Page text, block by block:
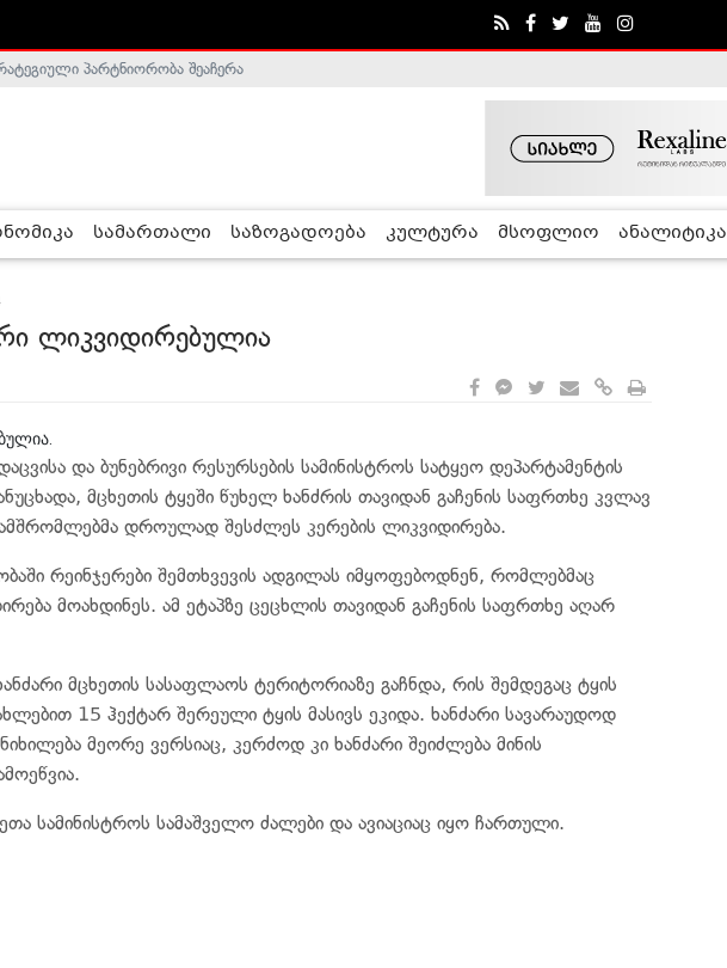
არალეგიტიმურია - ჰელსინკის კომისია
პარტნიორობა შეაჩერა
სამართალი საზოგადოება კულტურა მსოფლიო ანალიტიკა
ლიკვიდირებულია
და ბუნებრივი რესურსების სამინისტროს სატყეო დეპარტამენტის
მცხეთის ტყეში წუხელ ხანძრის თავიდან გაჩენის საფრთხე კვლავ
დროულად შესძლეს კერების ლიკვიდირება.
რეინჯერები შემთხვევის ადგილას იმყოფებოდნენ, რომლებმაც
მოახდინეს. ამ ეტაპზე ცეცხლის თავიდან გაჩენის საფრთხე აღარ
მცხეთის სასაფლაოს ტერიტორიაზე გაჩნდა, რის შემდეგაც ტყის
15 ჰექტარ შერეული ტყის მასივს ეკიდა. ხანძარი სავარაუდოდ
მეორე ვერსიაც, კერძოდ კი ხანძარი შეიძლება მინის
სამინისტროს სამაშველო ძალები და ავიაციაც იყო ჩართული.